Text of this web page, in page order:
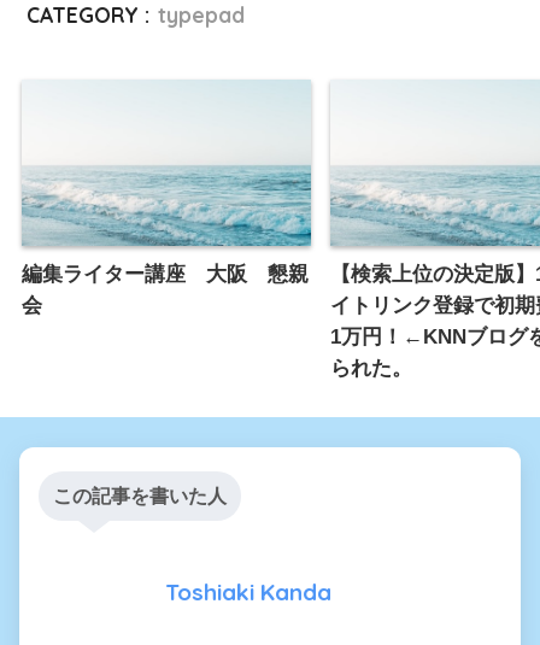
CATEGORY : typepad
編集ライター講座 大阪 懇親
会
【検索上位の決定版
イトリンク登録で初
1万円！←KNNブログ
られた。
この記事を書いた人
Toshiaki Kanda